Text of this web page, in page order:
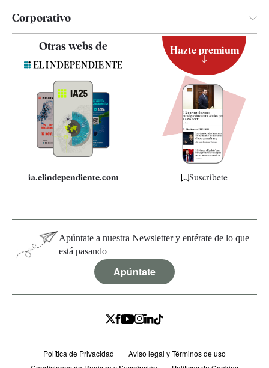
Corporativo
Contacto
Quiénes somos
Especificaciones
Otras webs de
ia.elindependiente.com
Hazte premium
Suscríbete
Apúntate a nuestra Newsletter y entérate de lo que
está pasando
Apúntate
Política de Privacidad
Aviso legal y Términos de uso